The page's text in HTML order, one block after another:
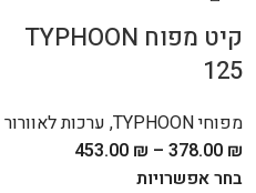
קיט מפוח TYPHOON
125
מפוחי TYPHOON , ערכות לאוורור
378.00 ₪
–
453.00 ₪
בחר אפשרויות